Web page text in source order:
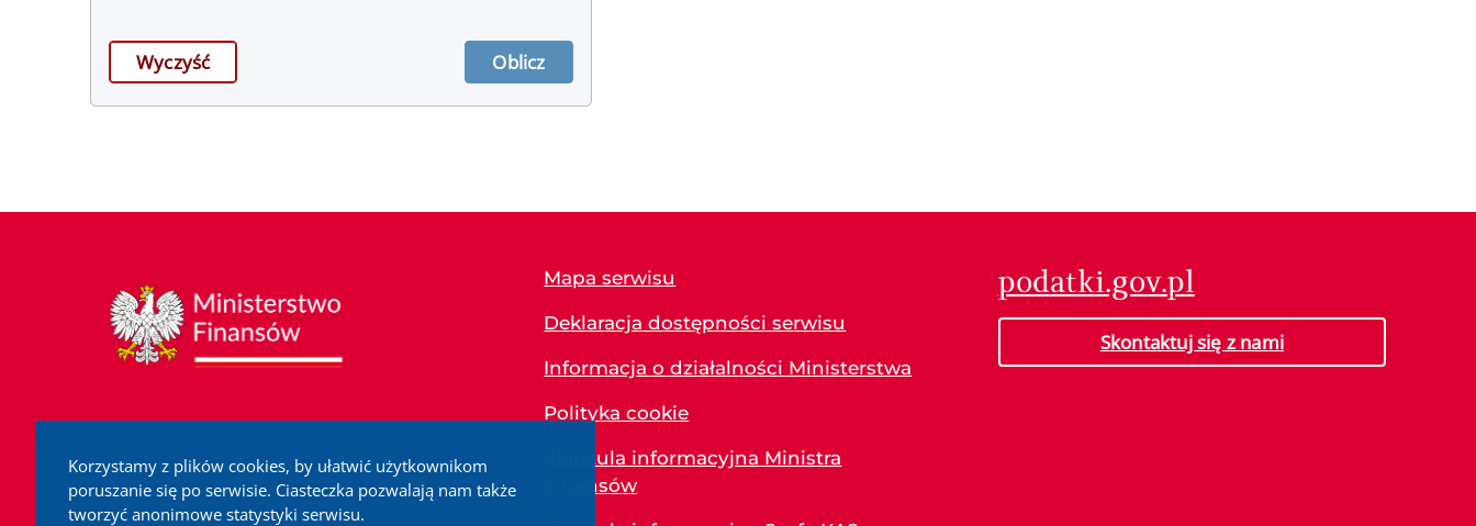
Korzystamy z plików cookies, by ułatwić użytkownikom
poruszanie się po serwisie. Ciasteczka pozwalają nam także
tworzyć anonimowe statystyki serwisu.
Wyczyśćdane formularza Obliczwysokość odsetek i przejdź do wyniku
Mapa serwisu
Deklaracja dostępności serwisu
Informacja o działalności Ministerstwa
Polityka cookie
Klauzula informacyjna Ministra
Finansów
podatki.gov.pl
Skontaktuj się z nami